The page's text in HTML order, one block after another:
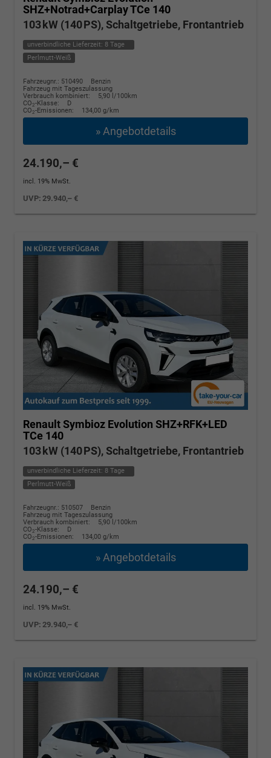
SHZ+Notrad+Carplay TCe 140
103 kW (140 PS), Schaltgetriebe, Frontantrieb
unverbindliche Lieferzeit: 8 Tage
Perlmutt-Weiß
Fahrzeugnr.: 510490
Benzin
Fahrzeug mit Tageszulassung
Verbrauch kombiniert:
5,90 l/100km
CO2-Klasse:
D
CO2-Emissionen: 134,00 g/km
» Angebotdetails
24.190,– €
incl. 19% MwSt.
UVP:29.940,– €
Renault Symbioz Evolution SHZ+RFK+LED
TCe 140
103 kW (140 PS), Schaltgetriebe, Frontantrieb
unverbindliche Lieferzeit: 8 Tage
Perlmutt-Weiß
Fahrzeugnr.: 510507
Benzin
Fahrzeug mit Tageszulassung
Verbrauch kombiniert:
5,90 l/100km
CO2-Klasse:
D
CO2-Emissionen: 134,00 g/km
» Angebotdetails
24.190,– €
incl. 19% MwSt.
UVP:29.940,– €